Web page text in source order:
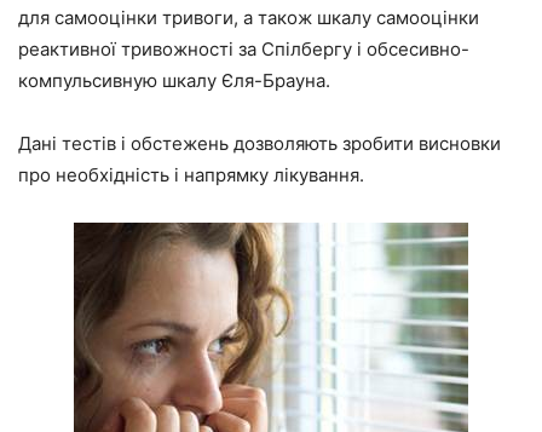
для самооцінки тривоги, а також шкалу самооцінки
реактивної тривожності за Спілбергу і обсесивно-
компульсивную шкалу Єля-Брауна.
Дані тестів і обстежень дозволяють зробити висновки
про необхідність і напрямку лікування.